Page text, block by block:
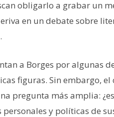
obligarlo a grabar un
en un debate sobre
a Borges por algunas
figuras. Sin embargo, el
pregunta más amplia:
y políticas de